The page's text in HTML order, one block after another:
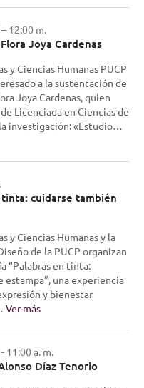
12:00 m.
Joya Cardenas
y Ciencias Humanas PUCP
a la sustentación de
Joya Cardenas, quien
Licenciada en Ciencias de
investigación: «Estudio…
cuidarse también
y Ciencias Humanas y la
de la PUCP organizan
“Palabras en tinta:
estampa”, una experiencia
y bienestar
Ver más
11:00 a. m.
Díaz Tenorio